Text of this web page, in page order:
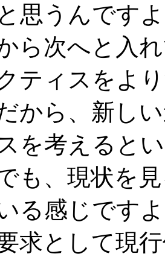
思うんです
ら次へと入
ティスをよ
から、新し
を考えると
も、現状を
る感じです
求として現